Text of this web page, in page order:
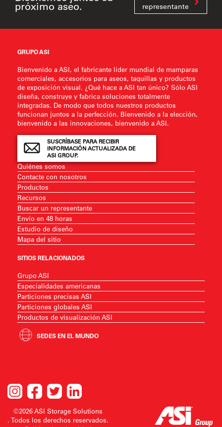
próximo aseo.
representante
GRUPO ASI
Bienvenido a ASI, el fabricante líder mundial de mamparas
comerciales, accesorios para aseos, taquillas y productos
de exposición visual. ¿Qué hace a ASI tan único? Sólo ASI
diseña, construye y fabrica soluciones totalmente
integradas. De modo que todos nuestros productos
funcionan juntos a la perfección. Bienvenido a la elección,
bienvenido a las innovaciones, bienvenido a ASI.
SUSCRÍBASE PARA RECIBIR
INFORMACIÓN ACTUALIZADA DE
ASI GROUP.
Quiénes somos
Contacte con nosotros
Productos
Recursos
Buscar un representante
Envío en 48 horas
Estudio de diseño
Mapa del sitio
SITIOS RELACIONADOS
Grupo ASI
Especialidades americanas
Particiones precisas ASI
Particiones globales ASI
Productos de visualización ASI
SEDES EN EL MUNDO
©2026 ASI Storage Solutions
. Todos los derechos reservados.